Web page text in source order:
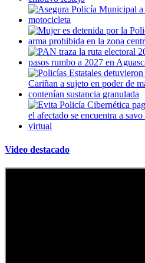
Video destacado